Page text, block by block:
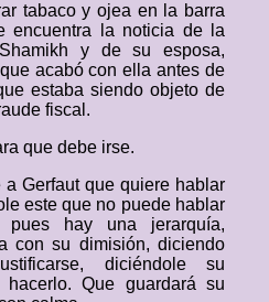
tabaco y ojea en la barra
encuentra la noticia de la
y de su esposa,
acabó con ella antes de
estaba siendo objeto de
fiscal.
que debe irse.
Gerfaut que quiere hablar
este que no puede hablar
pues hay una jerarquía,
con su dimisión, diciendo
diciéndole su
Que guardará su